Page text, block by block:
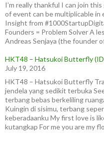
I’m really thankful I can join
of event can be multiplicable in
Insight from
Founders = Problem Solver A
Andreas Senjaya (the founder
HKT48 – Hatsukoi Butterfly
July 19, 2016
HKT48 – Hatsukoi Butterfly
jendela yang sedikit terbuka
terbang bebas berkeliling
Kuingin di sisimu, terbang
keberadaanku My first love is
kutangkap For me you are my